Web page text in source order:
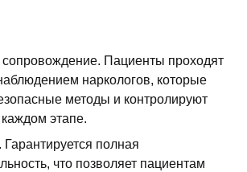
Пациенты проходят
наркологов, которые
методы и контролируют
этапе.
полная
что позволяет пациентам